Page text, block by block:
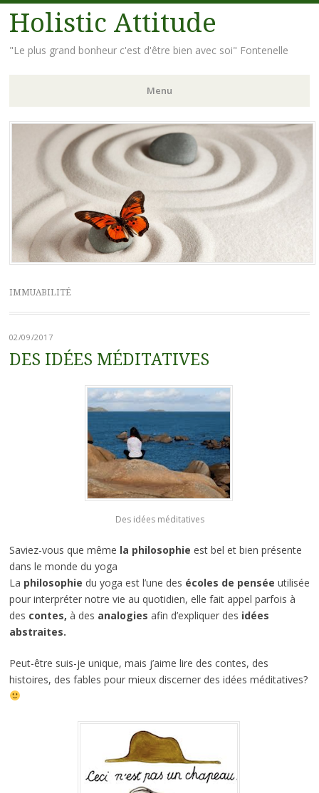
Holistic Attitude
"Le plus grand bonheur c'est d'être bien avec soi" Fontenelle
Menu
Aller
principal
IMMUABILITÉ
02/09/2017
DES IDÉES MÉDITATIVES
Des idées méditatives
Saviez-vous que même la philosophie est bel et bien présente
dans le monde du yoga
La philosophie du yoga est l’une des écoles de pensée utilisée
pour interpréter notre vie au quotidien, elle fait appel parfois à
des contes, à des analogies afin d’expliquer des idées
abstraites.
Peut-être suis-je unique, mais j’aime lire des contes, des
histoires, des fables pour mieux discerner des idées méditatives?